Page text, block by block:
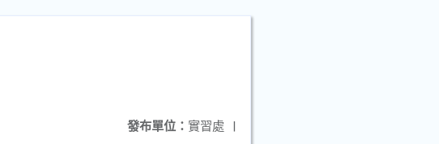
發布單位： 實習處 |